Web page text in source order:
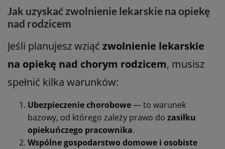
Jak uzyskać zwolnienie lekarskie na opiekę
nad rodzicem
Jeśli planujesz wziąć zwolnienie lekarskie
na opiekę nad chorym rodzicem, musisz
spełnić kilka warunków:
Ubezpieczenie chorobowe— to warunek
bazowy, od którego zależy prawo do zasiłku
opiekuńczego pracownika.
Wspólne gospodarstwo domowe i osobiste